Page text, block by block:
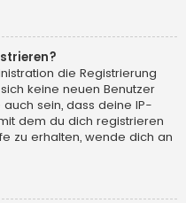
die Registrierung
keine neuen Benutzer
sein, dass deine IP-
dem du dich registrieren
zu erhalten, wende dich an